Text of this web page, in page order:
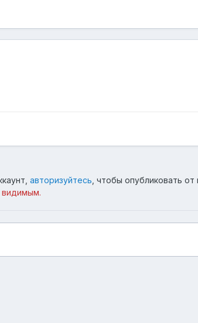
авторизуйтесь , чтобы опубликовать